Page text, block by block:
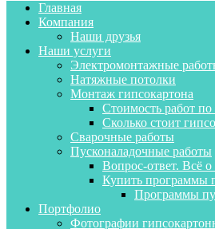
Главная
Компания
Наши друзья
Наши услуги
Электромонтажные
Натяжные потолки
Монтаж гипсокартона
Стоимость работ по
Сколько стоит
Сварочные работы
Пусконаладочные работы
Вопрос-ответ. Всё
Купить программы
Программы
Портфолио
Фотографии